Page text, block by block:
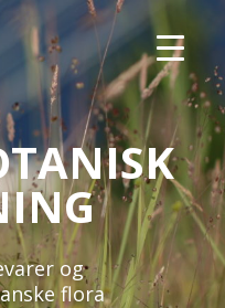
og
flora